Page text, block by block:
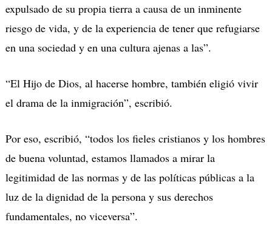
expulsado de su propia tierra a causa de un inminente
riesgo de vida, y de la experiencia de tener que refugiarse
en una sociedad y en una cultura ajenas a las”.
“El Hijo de Dios, al hacerse hombre, también eligió vivir
el drama de la inmigración”, escribió.
Por eso, escribió, “todos los fieles cristianos y los hombres
de buena voluntad, estamos llamados a mirar la
legitimidad de las normas y de las políticas públicas a la
luz de la dignidad de la persona y sus derechos
fundamentales, no viceversa”.